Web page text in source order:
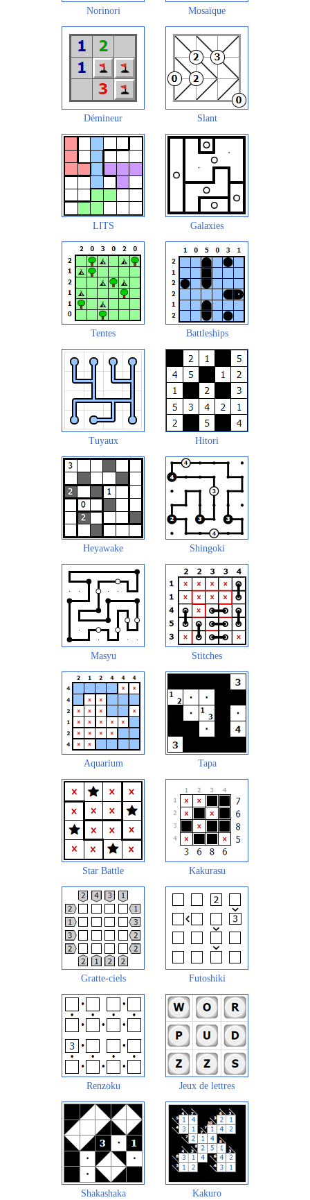
Norinori Mosaïque
Démineur Slant
LITS Galaxies
Tentes Battleships
Tuyaux Hitori
Heyawake Shingoki
Masyu Stitches
Aquarium Tapa
Star Battle Kakurasu
Gratte-ciels Futoshiki
Renzoku Jeux de lettres
Shakashaka Kakuro